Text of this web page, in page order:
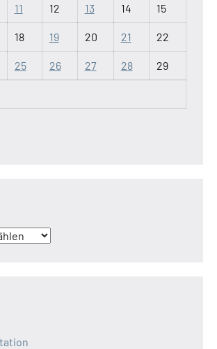
11 12 13 14 15
18 19 20 21 22
25 26 27 28 29